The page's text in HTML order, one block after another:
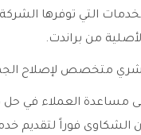
التي توفرها
من براندت.
بشري متخصص لإصلاح
مساعدة العملاء في حل
فوراً لتقديم